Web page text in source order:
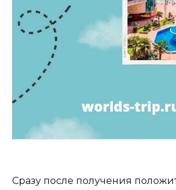
Сразу после получения